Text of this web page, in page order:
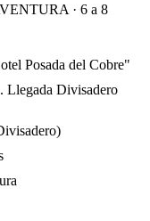
· 6 a 8
Posada del Cobre"
Llegada Divisadero